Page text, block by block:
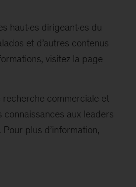
haut·es dirigeant·es du
et d’autres contenus
visitez la page
commerciale et
aux leaders
plus d’information,